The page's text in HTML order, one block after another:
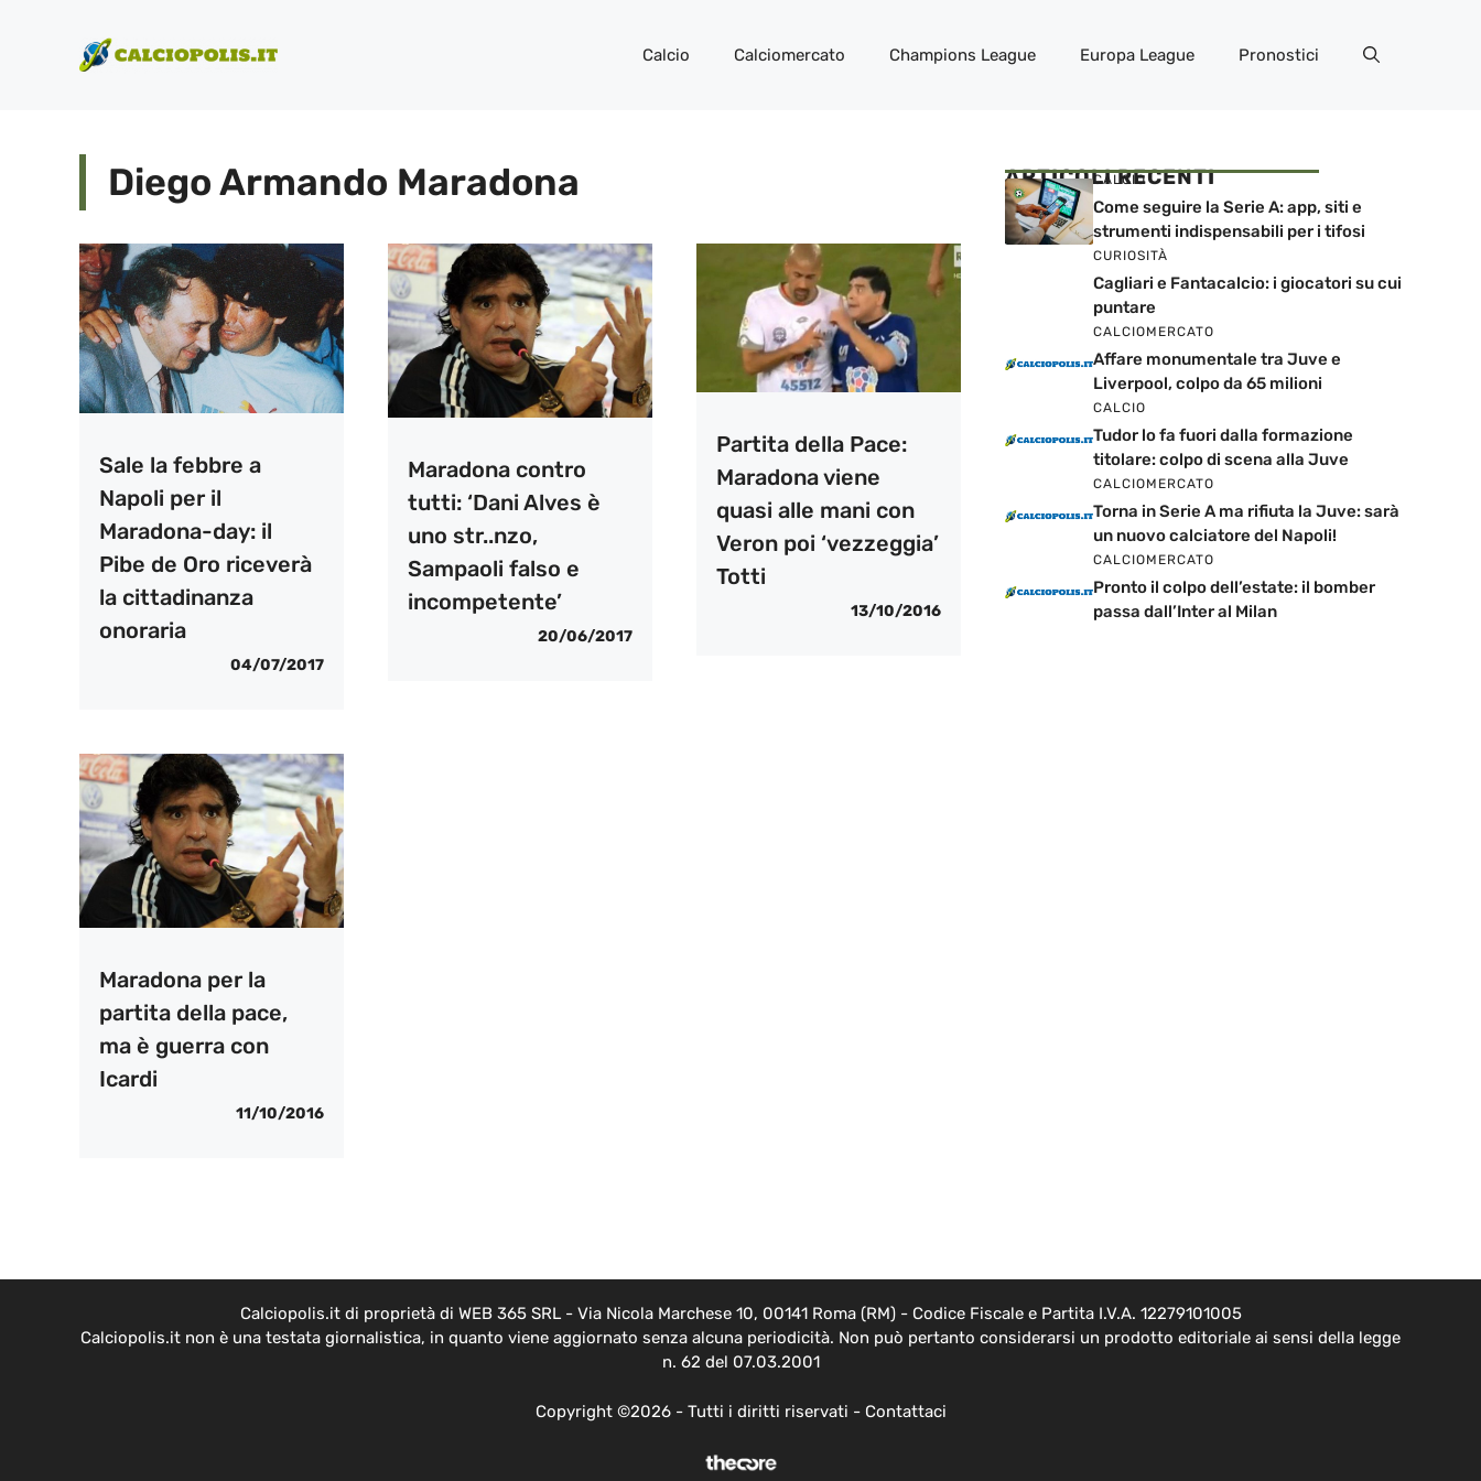
contenuto
Calcio Calciomercato Champions League Europa League Pronostici
Diego Armando Maradona
Sale la febbre a
Napoli per il
Maradona-day: il
Pibe de Oro riceverà
la cittadinanza
onoraria
04/07/2017
Maradona contro
tutti: ‘Dani Alves è
uno str..nzo,
Sampaoli falso e
incompetente’
20/06/2017
Partita della Pace:
Maradona viene
quasi alle mani con
Veron poi ‘vezzeggia’
Totti
13/10/2016
Maradona per la
partita della pace,
ma è guerra con
Icardi
11/10/2016
ARTICOLI RECENTI
CALCIO
Come seguire la Serie A: app, siti e
strumenti indispensabili per i tifosi
CURIOSITÀ
Cagliari e Fantacalcio: i giocatori su cui
puntare
CALCIOMERCATO
Affare monumentale tra Juve e
Liverpool, colpo da 65 milioni
CALCIO
Tudor lo fa fuori dalla formazione
titolare: colpo di scena alla Juve
CALCIOMERCATO
Torna in Serie A ma rifiuta la Juve: sarà
un nuovo calciatore del Napoli!
CALCIOMERCATO
Pronto il colpo dell’estate: il bomber
passa dall’Inter al Milan
Calciopolis.it di proprietà di WEB 365 SRL - Via Nicola Marchese 10, 00141 Roma (RM) - Codice Fiscale e Partita I.V.A. 12279101005
Calciopolis.it non è una testata giornalistica, in quanto viene aggiornato senza alcuna periodicità. Non può pertanto considerarsi un prodotto editoriale ai sensi della legge
n. 62 del 07.03.2001
Copyright ©2026 - Tutti i diritti riservati - Contattaci